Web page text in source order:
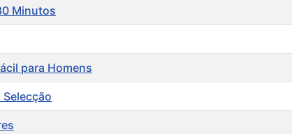
Minutos
para Homens